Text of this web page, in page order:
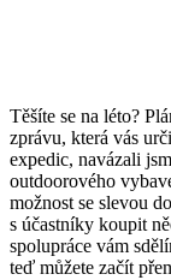
Těšíte se na léto?
zprávu, která vás
expedic, navázali
outdoorového
možnost se slevou
s účastníky koupit
spolupráce vám
teď můžete začít